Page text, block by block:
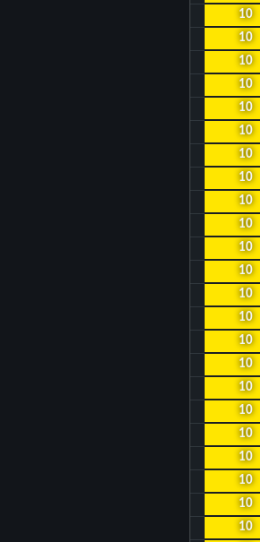
10
10
10
10
10
10
10
10
10
10
10
10
10
10
10
10
10
10
10
10
10
10
10